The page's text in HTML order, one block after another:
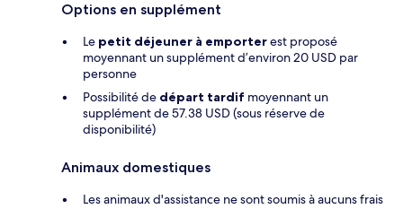
Options en supplément
Le petit déjeuner à emporterest proposé
moyennant un supplément d’environ 20 USD par
personne
Possibilité de départ tardif moyennant un
supplément de 57.38 USD (sous réserve de
disponibilité)
Animaux domestiques
Les animaux d'assistance ne sont soumis à aucuns frais